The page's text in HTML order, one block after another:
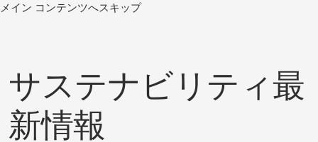
コ
へ
メイン コンテンツへスキップ
サステナビリティ最
新情報